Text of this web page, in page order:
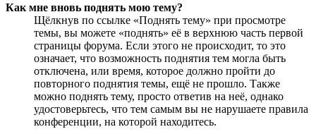
Как мне вновь поднять мою тему?
Щёлкнув по ссылке «Поднять тему» при просмотре
темы, вы можете «поднять» её в верхнюю часть первой
страницы форума. Если этого не происходит, то это
означает, что возможность поднятия тем могла быть
отключена, или время, которое должно пройти до
повторного поднятия темы, ещё не прошло. Также
можно поднять тему, просто ответив на неё, однако
удостоверьтесь, что тем самым вы не нарушаете правила
конференции, на которой находитесь.